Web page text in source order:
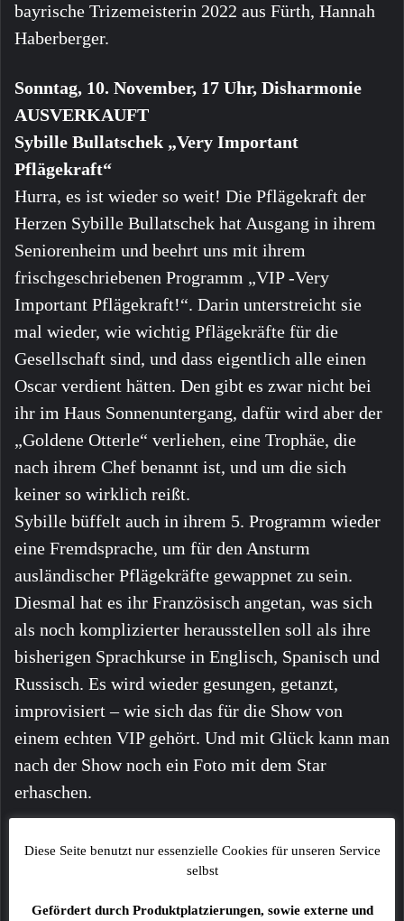
bayrische Trizemeisterin 2022 aus Fürth, Hannah
Haberberger.
Sonntag, 10. November, 17 Uhr, Disharmonie
AUSVERKAUFT
Sybille Bullatschek „Very Important
Pflägekraft“
Hurra, es ist wieder so weit! Die Pflägekraft der
Herzen Sybille Bullatschek hat Ausgang in ihrem
Seniorenheim und beehrt uns mit ihrem
frischgeschriebenen Programm „VIP -Very
Important Pflägekraft!“. Darin unterstreicht sie
mal wieder, wie wichtig Pflägekräfte für die
Gesellschaft sind, und dass eigentlich alle einen
Oscar verdient hätten. Den gibt es zwar nicht bei
ihr im Haus Sonnenuntergang, dafür wird aber der
„Goldene Otterle“ verliehen, eine Trophäe, die
nach ihrem Chef benannt ist, und um die sich
keiner so wirklich reißt.
Sybille büffelt auch in ihrem 5. Programm wieder
eine Fremdsprache, um für den Ansturm
ausländischer Pflägekräfte gewappnet zu sein.
Diesmal hat es ihr Französisch angetan, was sich
als noch komplizierter herausstellen soll als ihre
bisherigen Sprachkurse in Englisch, Spanisch und
Russisch. Es wird wieder gesungen, getanzt,
improvisiert – wie sich das für die Show von
einem echten VIP gehört. Und mit Glück kann man
nach der Show noch ein Foto mit dem Star
erhaschen.
Mittwoch, 13. November, 19:30 Uhr, Kulturhalle
Diese Seite benutzt nur essenzielle Cookies für unseren Service
selbst
Gefördert durch Produktplatzierungen, sowie externe und